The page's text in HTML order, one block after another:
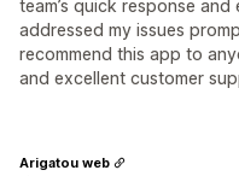
team’s quick response
addressed my issues
recommend this app to
and excellent customer
Arigatou web